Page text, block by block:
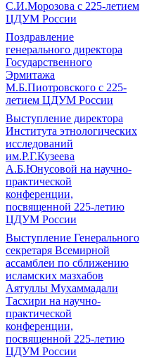
С.И.Морозова с 225-летием
ЦДУМ России
Поздравление
генерального директора
Государственного
Эрмитажа
М.Б.Пиотровского с 225-
летием ЦДУМ России
Выступление директора
Института этнологических
исследований
им.Р.Г.Кузеева
А.Б.Юнусовой на научно-
практической
конференции,
посвященной 225-летию
ЦДУМ России
Выступление Генерального
секретаря Всемирной
ассамблеи по сближению
исламских мазхабов
Аятуллы Мухаммадали
Тасхири на научно-
практической
конференции,
посвященной 225-летию
ЦДУМ России